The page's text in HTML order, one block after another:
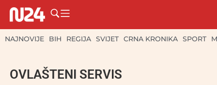
NAJNOVIJE BIH REGIJA SVIJET CRNA KRONIKA SPORT
OVLAŠTENI SERVIS